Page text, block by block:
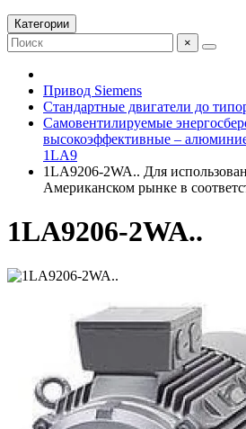
Категории
×
Привод Siemens
Стандартные двигатели до
Самовентилируемые
высокоэффективные –
1LA9
1LA9206-2WA.. Для
Американском рынке в
1LA9206-2WA..